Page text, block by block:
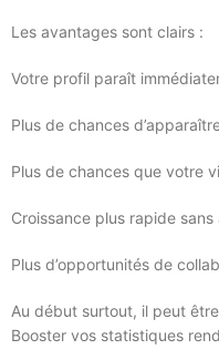
Les avantages sont clairs :
Votre profil paraît
Plus de chances
Plus de chances que votre
Croissance plus rapide
Plus d’opportunités de
Au début surtout, il peut
Booster vos statistiques